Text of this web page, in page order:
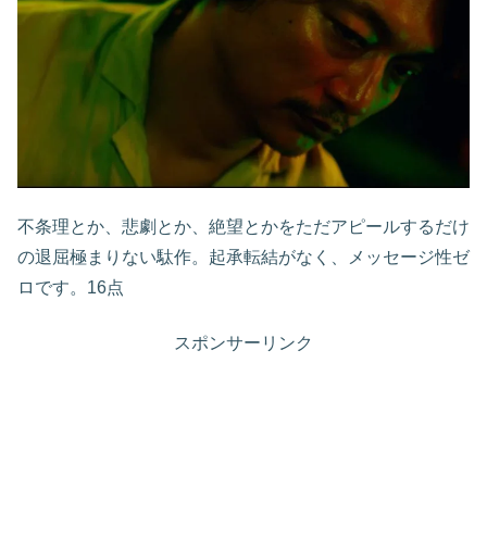
不条理とか、悲劇とか、絶望とかをただアピールするだけ
の退屈極まりない駄作。起承転結がなく、メッセージ性ゼ
ロです。16点
スポンサーリンク